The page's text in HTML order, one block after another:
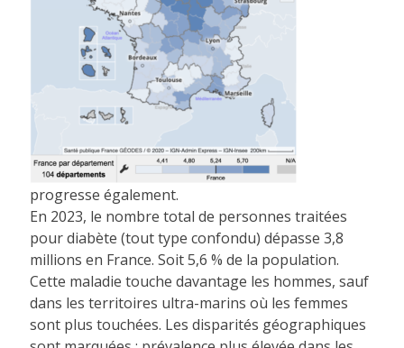
progresse également.
En 2023, le nombre total de personnes traitées
pour diabète (tout type confondu) dépasse 3,8
millions en France. Soit 5,6 % de la population.
Cette maladie touche davantage les hommes, sauf
dans les territoires ultra-marins où les femmes
sont plus touchées. Les disparités géographiques